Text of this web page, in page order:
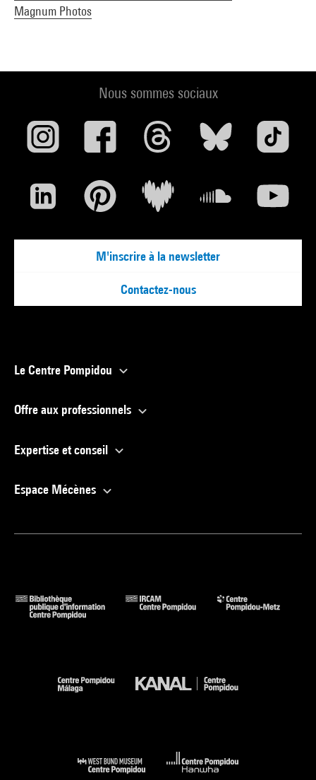
Magnum Photos
Nous sommes sociaux
M'inscrire à la newsletter
Contactez-nous
Le Centre Pompidou
Offre aux professionnels
Expertise et conseil
Espace Mécènes